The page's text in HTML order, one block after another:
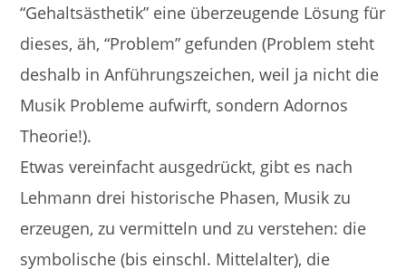
“Gehaltsästhetik” eine überzeugende Lösung für
dieses, äh, “Problem” gefunden (Problem steht
deshalb in Anführungszeichen, weil ja nicht die
Musik Probleme aufwirft, sondern Adornos
Theorie!).
Etwas vereinfacht ausgedrückt, gibt es nach
Lehmann drei historische Phasen, Musik zu
erzeugen, zu vermitteln und zu verstehen: die
symbolische (bis einschl. Mittelalter), die